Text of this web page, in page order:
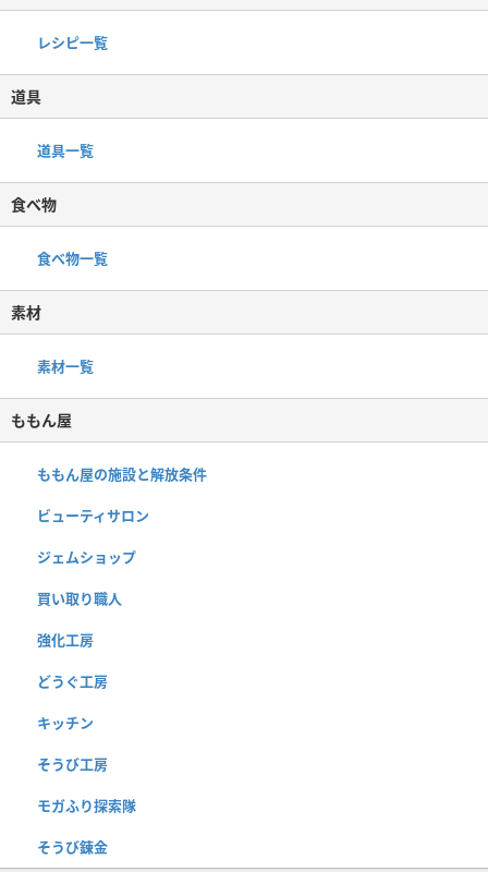
レシピ一覧
道具
道具一覧
食べ物
食べ物一覧
素材
素材一覧
ももん屋
ももん屋の施設と解放条件
ビューティサロン
ジェムショップ
買い取り職人
強化工房
どうぐ工房
キッチン
そうび工房
モガふり探索隊
そうび錬金